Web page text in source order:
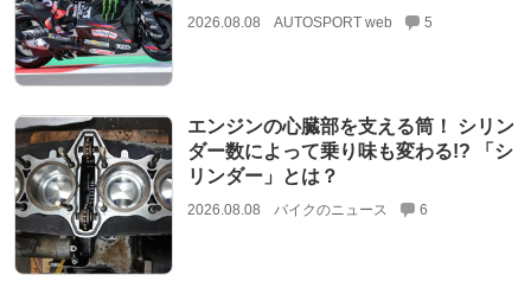
2026.08.08 AUTOSPORT web 5
エンジンの心臓部を支える筒！ シリン
ダー数によって乗り味も変わる!? 「シ
リンダー」とは？
2026.08.08 バイクのニュース 6